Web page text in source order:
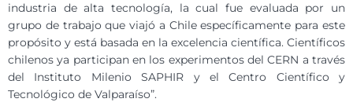
industria de alta tecnología, la cual fue evaluada por un
grupo de trabajo que viajó a Chile específicamente para este
propósito y está basada en la excelencia científica. Científicos
chilenos ya participan en los experimentos del CERN a través
del Instituto Milenio SAPHIR y el Centro Científico y
Tecnológico de Valparaíso”.